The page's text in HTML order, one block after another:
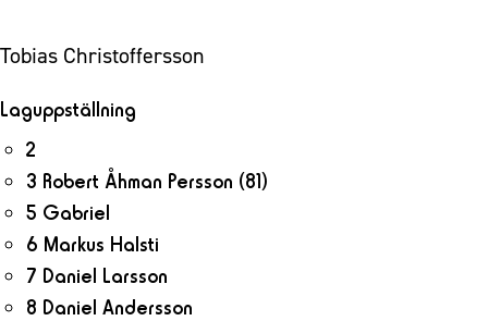
Tobias Christoffersson
Laguppställning
2
3 Robert Åhman Persson (81)
5 Gabriel
6 Markus Halsti
7 Daniel Larsson
8 Daniel Andersson